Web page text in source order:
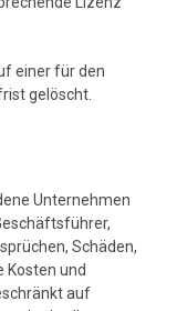
einer für den
gelöscht.
Unternehmen
Schäden,
Kosten und
auf